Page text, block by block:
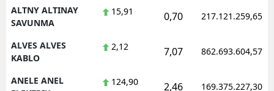
Yalova
Karabük
ALTNY ALTINAY
SAVUNMA
15,91 0,70 217.121.259,65
ALVES ALVES
KABLO
2,12 7,07 862.693.604,57
ANELE ANEL
124,90 2,46 169.375.227,30